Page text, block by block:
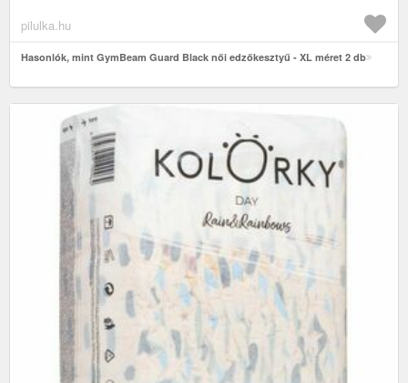
pilulka.hu
Hasonlók, mint GymBeam Guard Black női edzőkesztyű - XL méret 2 db